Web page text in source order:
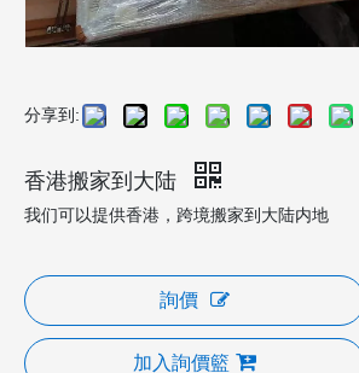
分享到:
香港搬家到大陆
我们可以提供香港，跨境搬家到大陆内地
詢價
加入詢價籃